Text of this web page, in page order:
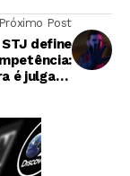
Próximo Post
STJ define
é julgada
pédofilico